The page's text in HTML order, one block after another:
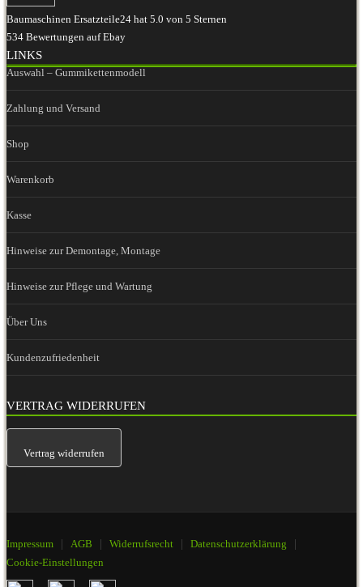
Baumaschinen Ersatzteile24 hat 5.0 von 5 Sternen
534 Bewertungen auf Ebay
LINKS
Auswahl – Gummikettenmodell
Zahlung und Versand
Shop
Warenkorb
Kasse
Hinweise zur Demontage, Montage
Hinweise zur Pflege und Wartung
Über Uns
Kundenzufriedenheit
VERTRAG WIDERRUFEN
Vertrag widerrufen
Impressum | AGB | Widerrufsrecht | Datenschutzerklärung |
Cookie-Einstellungen